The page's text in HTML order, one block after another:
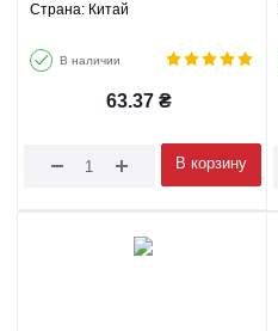
Страна: Китай
В наличии
63.37₴
В корзину